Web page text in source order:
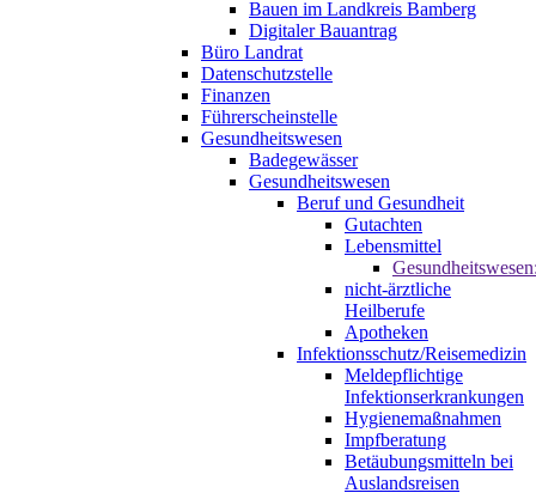
Bauen im Landkreis Bamberg
Digitaler Bauantrag
Büro Landrat
Datenschutzstelle
Finanzen
Führerscheinstelle
Gesundheitswesen
Badegewässer
Gesundheitswesen
Beruf und Gesundheit
Gutachten
Lebensmittel
nicht-ärztliche
Heilberufe
Apotheken
Infektionsschutz/Reisemedizin
Meldepflichtige
Infektionserkrankungen
Hygienemaßnahmen
Impfberatung
Betäubungsmitteln bei
Auslandsreisen